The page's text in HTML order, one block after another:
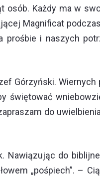
osób. Każdy ma w
Magnificat
prośbie i naszych
Górzyński.
świętować
do
Nawiązując do
„pośpiech”. –